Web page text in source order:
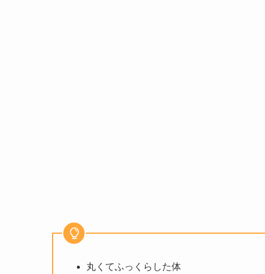
丸くてふっくらした体